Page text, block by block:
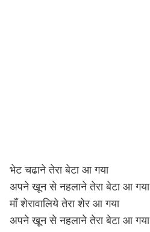
भेट चढाने तेरा बेटा आ गया
अपने खून से नहलाने तेरा बेटा आ गया
माँ शेरावालिये तेरा शेर आ गया
अपने खून से नहलाने तेरा बेटा आ गया